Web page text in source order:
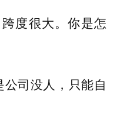
度很大。你是怎
公司没人，只能自